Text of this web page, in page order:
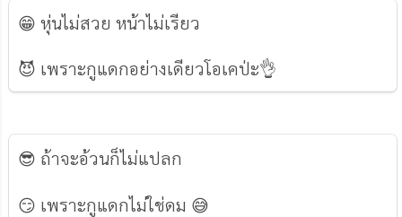
😁 หุ่นไม่สวย หน้าไม่เรียว
😈 เพราะกูแดกอย่างเดียวโอเคป่ะ👌
😎 ถ้าจะอ้วนก็ไม่แปลก
😏 เพราะกูแดกไม่ใช่ดม 😅